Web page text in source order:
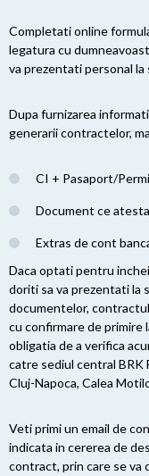
Completati online
legatura cu
va prezentati personal
Dupa furnizarea
generarii contractelor,
CI + Pasaport/
Document ce
Extras de cont
Daca optati pentru
doriti sa va prezentati la
documentelor,
cu confirmare de primire
obligatia de a verifica
catre sediul central BRK
Cluj-Napoca, Calea
Veti primi un email de
indicata in cererea de
contract, prin care se va